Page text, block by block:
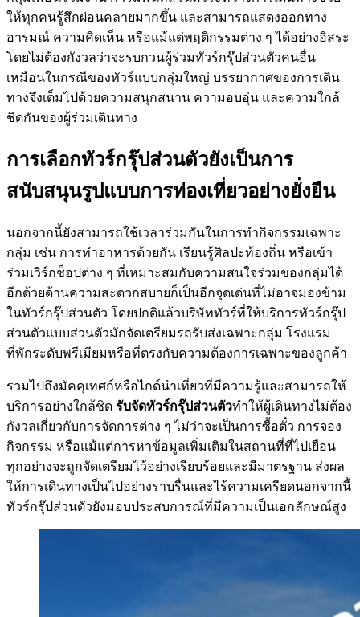
ให้ทุกคนรู้สึกผ่อนคลายมากขึ้น และสามารถแสดงออกทาง
อารมณ์ ความคิดเห็น หรือแม้แต่พฤติกรรมต่าง ๆ ได้อย่างอิสระ
โดยไม่ต้องกังวลว่าจะรบกวนผู้ร่วมทัวร์กรุ๊ปส่วนตัวคนอื่น
เหมือนในกรณีของทัวร์แบบกลุ่มใหญ่ บรรยากาศของการเดิน
ทางจึงเต็มไปด้วยความสนุกสนาน ความอบอุ่น และความใกล้
ชิดกันของผู้ร่วมเดินทาง
การเลือกทัวร์กรุ๊ปส่วนตัวยังเป็นการ
สนับสนุนรูปแบบการท่องเที่ยวอย่างยั่งยืน
นอกจากนี้ยังสามารถใช้เวลาร่วมกันในการทำกิจกรรมเฉพาะ
กลุ่ม เช่น การทำอาหารด้วยกัน เรียนรู้ศิลปะท้องถิ่น หรือเข้า
ร่วมเวิร์กช็อปต่าง ๆ ที่เหมาะสมกับความสนใจร่วมของกลุ่มได้
อีกด้วยด้านความสะดวกสบายก็เป็นอีกจุดเด่นที่ไม่อาจมองข้าม
ในทัวร์กรุ๊ปส่วนตัว โดยปกติแล้วบริษัททัวร์ที่ให้บริการทัวร์กรุ๊ป
ส่วนตัวแบบส่วนตัวมักจัดเตรียมรถรับส่งเฉพาะกลุ่ม โรงแรม
ที่พักระดับพรีเมียมหรือที่ตรงกับความต้องการเฉพาะของลูกค้า
รวมไปถึงมัคคุเทศก์หรือไกด์นำเที่ยวที่มีความรู้และสามารถให้
บริการอย่างใกล้ชิด รับจัดทัวร์กรุ๊ปส่วนตัวทำให้ผู้เดินทางไม่ต้อง
กังวลเกี่ยวกับการจัดการต่าง ๆ ไม่ว่าจะเป็นการซื้อตั๋ว การจอง
กิจกรรม หรือแม้แต่การหาข้อมูลเพิ่มเติมในสถานที่ที่ไปเยือน
ทุกอย่างจะถูกจัดเตรียมไว้อย่างเรียบร้อยและมีมาตรฐาน ส่งผล
ให้การเดินทางเป็นไปอย่างราบรื่นและไร้ความเครียดนอกจากนี้
ทัวร์กรุ๊ปส่วนตัวยังมอบประสบการณ์ที่มีความเป็นเอกลักษณ์สูง